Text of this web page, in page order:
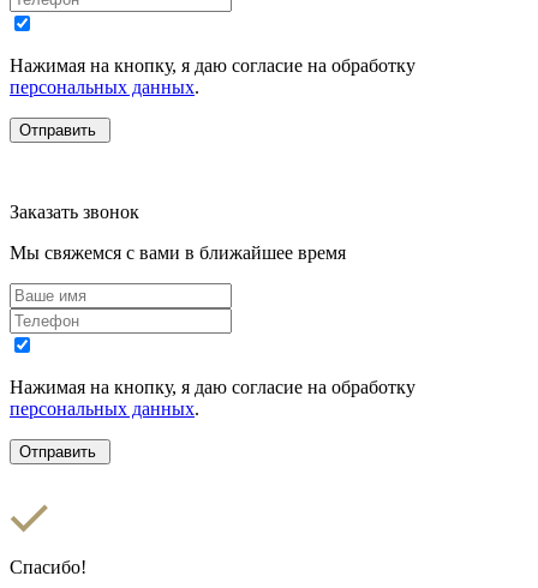
Нажимая на кнопку, я даю согласие на обработку
персональных данных.
Заказать звонок
Мы свяжемся с вами в ближайшее время
Нажимая на кнопку, я даю согласие на обработку
персональных данных.
Спасибо!